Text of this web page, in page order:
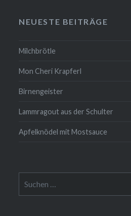
NEUESTE BEITRÄGE
Milchbrötle
Mon Cheri Krapferl
Birnengeister
Lammragout aus der Schulter
Apfelknödel mit Mostsauce
nach: